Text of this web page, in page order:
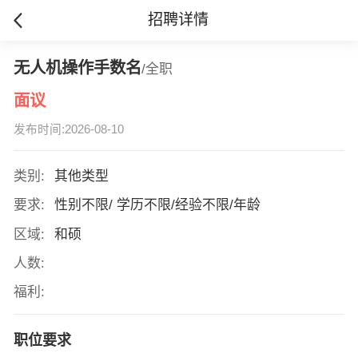
招聘详情
无人机操作手数名/全职
面议
发布时间:2026-08-10
类别:
其他类型
要求:
性别不限/ 学历不限/经验不限/年龄
区域:
和硕
人数:
福利:
职位要求